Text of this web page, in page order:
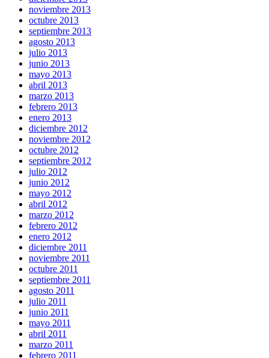
noviembre 2013
octubre 2013
septiembre 2013
agosto 2013
julio 2013
junio 2013
mayo 2013
abril 2013
marzo 2013
febrero 2013
enero 2013
diciembre 2012
noviembre 2012
octubre 2012
septiembre 2012
julio 2012
junio 2012
mayo 2012
abril 2012
marzo 2012
febrero 2012
enero 2012
diciembre 2011
noviembre 2011
octubre 2011
septiembre 2011
agosto 2011
julio 2011
junio 2011
mayo 2011
abril 2011
marzo 2011
febrero 2011